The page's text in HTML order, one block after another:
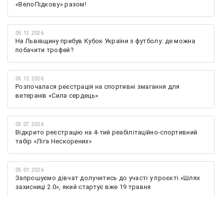
«ВелоПідкову» разом!
05.13.2026
На Львівщину прибув Кубок України з футболу: де можна
побачити трофей?
05.12.2026
Розпочалася реєстрація на спортивні змагання для
ветеранів «Сила сердець»
05.07.2026
Відкрито реєстрацію на 4-тий реабілітаційно-спортивний
табір «Ліга Нескорених»
05.01.2026
Запрошуємо дівчат долучитись до участі у проєкті «Шлях
захисниці 2.0», який стартує вже 19 травня